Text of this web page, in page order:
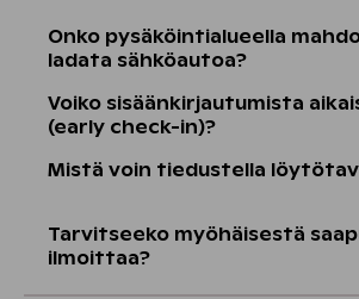
Onko pysäköintialueella
ladata sähköautoa?
Voiko sisäänkirjautumista
(early check-in)?
Mistä voin tiedustella
Tarvitseeko myöhäisestä
ilmoittaa?